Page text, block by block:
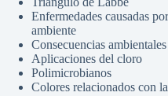
Enfermedades causadas
ambiente
Consecuencias
Aplicaciones del cloro
Polimicrobianos
Colores relacionados con